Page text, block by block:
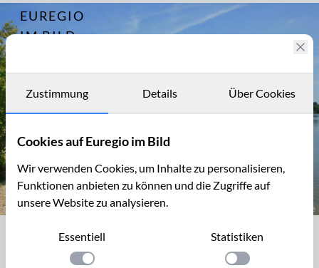
EUREGIO
IM BILD
Archiv
Kontakt
Archiv
Blausteinsee, westliches Badeufer und
Zustimmung Details Über Cookies
Cookies auf Euregio im Bild
Wir verwenden Cookies, um Inhalte zu personalisieren,
Funktionen anbieten zu können und die Zugriffe auf
unsere Website zu analysieren.
Essentiell
Einstellung anwenden
Statistiken
Einstellung